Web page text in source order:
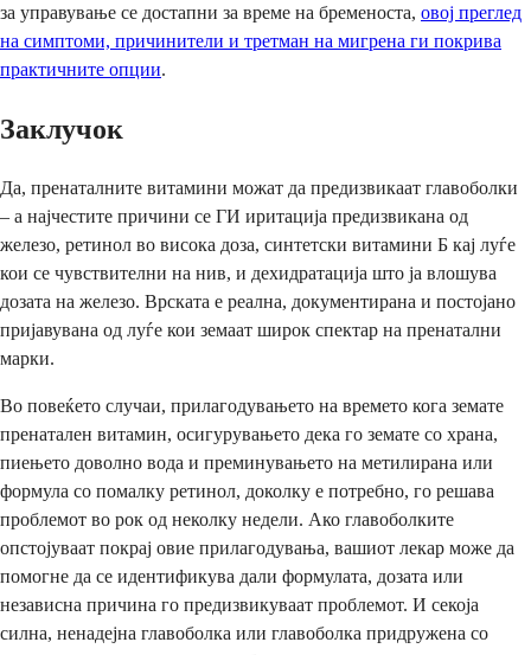
за управување се достапни за време на бременоста, овој преглед
на симптоми, причинители и третман на мигрена ги покрива
практичните опции.
Заклучок
Да, пренаталните витамини можат да предизвикаат главоболки
– а најчестите причини се ГИ иритација предизвикана од
железо, ретинол во висока доза, синтетски витамини Б кај луѓе
кои се чувствителни на нив, и дехидратација што ја влошува
дозата на железо. Врската е реална, документирана и постојано
пријавувана од луѓе кои земаат широк спектар на пренатални
марки.
Во повеќето случаи, прилагодувањето на времето кога земате
пренатален витамин, осигурувањето дека го земате со храна,
пиењето доволно вода и преминувањето на метилирана или
формула со помалку ретинол, доколку е потребно, го решава
проблемот во рок од неколку недели. Ако главоболките
опстојуваат покрај овие прилагодувања, вашиот лекар може да
помогне да се идентификува дали формулата, дозата или
независна причина го предизвикуваат проблемот. И секоја
силна, ненадејна главоболка или главоболка придружена со